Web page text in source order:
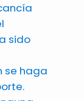
sido
se haga